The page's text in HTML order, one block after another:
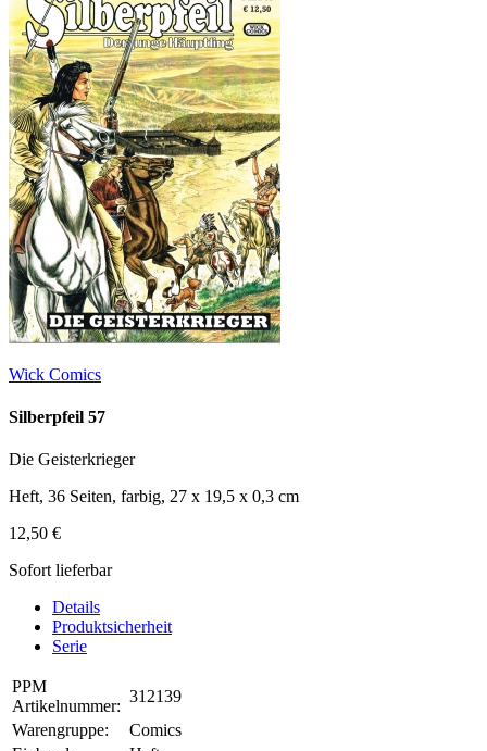
Wick Comics
Silberpfeil 57
Die Geisterkrieger
Heft, 36 Seiten, farbig, 27 x 19,5 x 0,3 cm
12,50 €
Sofort lieferbar
Details
Produktsicherheit
Serie
PPM
Artikelnummer:
312139
Warengruppe:
Comics